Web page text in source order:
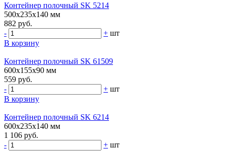
Контейнер полочный SK 5214
500х235х140 мм
882 руб.
-
+ шт
В корзину
Контейнер полочный SK 61509
600х155х90 мм
559 руб.
-
+ шт
В корзину
Контейнер полочный SK 6214
600х235х140 мм
1 106 руб.
-
+ шт